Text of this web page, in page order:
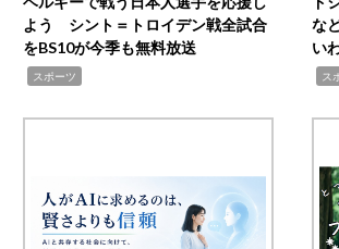
よう シント＝トロイデン戦全試合
をBS10が今季も無料放送
スポーツ
な
い
ス